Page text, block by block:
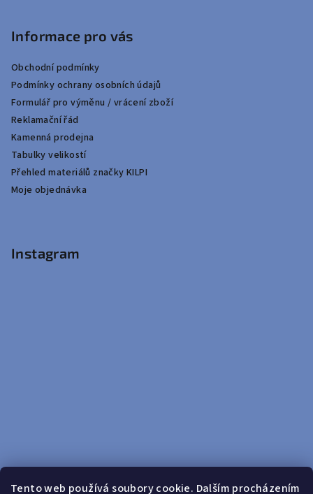
Tento web používá soubory cookie. Dalším procházením
Informace pro vás
Obchodní podmínky
Podmínky ochrany osobních údajů
Formulář pro výměnu / vrácení zboží
Reklamační řád
Kamenná prodejna
Tabulky velikostí
Přehled materiálů značky KILPI
Moje objednávka
Instagram